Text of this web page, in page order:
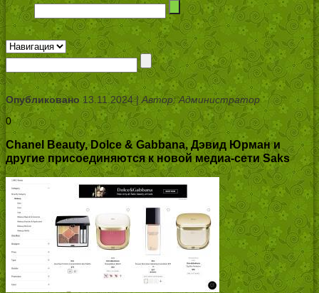
Опубликовано13.11.2024 | Автор: Администратор
0
Chanel Beauty, Dolce & Gabbana, Дэвид Юрман и
другие присоединяются к новой медиа-сети Saks